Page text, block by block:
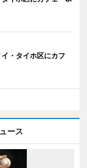
・タイホ区にカフ
ース